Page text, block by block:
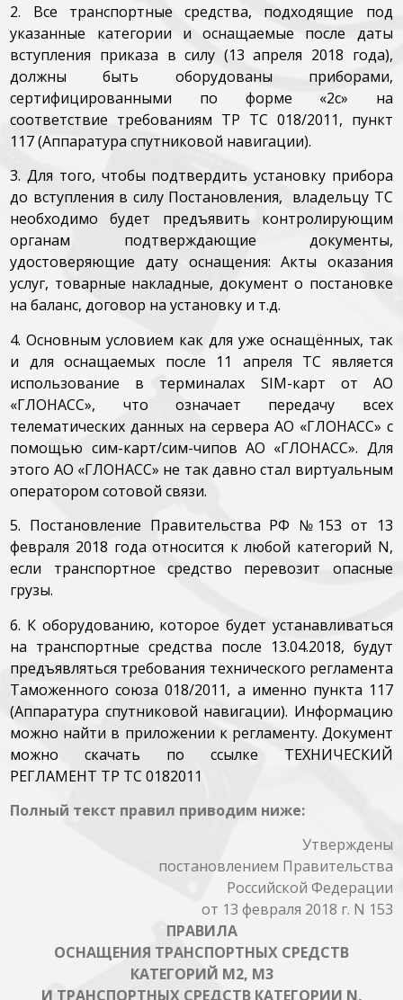
2. Все транспортные средства, подходящие под
указанные категории и оснащаемые после даты
вступления приказа в силу (13 апреля 2018 года),
должны быть оборудованы приборами,
сертифицированными по форме «2с» на
соответствие требованиям ТР ТС 018/2011, пункт
117 (Аппаратура спутниковой навигации).
3. Для того, чтобы подтвердить установку прибора
до вступления в силу Постановления, владельцу ТС
необходимо будет предъявить контролирующим
органам подтверждающие документы,
удостоверяющие дату оснащения: Акты оказания
услуг, товарные накладные, документ о постановке
на баланс, договор на установку и т.д.
4. Основным условием как для уже оснащённых, так
и для оснащаемых после 11 апреля ТС является
использование в терминалах SIM-карт от АО
«ГЛОНАСС», что означает передачу всех
телематических данных на сервера АО «ГЛОНАСС» с
помощью сим-карт/сим-чипов АО «ГЛОНАСС». Для
этого АО «ГЛОНАСС» не так давно стал виртуальным
оператором сотовой связи.
5. Постановление Правительства РФ №153 от 13
февраля 2018 года относится к любой категорий N,
если транспортное средство перевозит опасные
грузы.
6. К оборудованию, которое будет устанавливаться
на транспортные средства после 13.04.2018, будут
предъявляться требования технического регламента
Таможенного союза 018/2011, а именно пункта 117
(Аппаратура спутниковой навигации). Информацию
можно найти в приложении к регламенту. Документ
можно скачать по ссылке ТЕХНИЧЕСКИЙ
РЕГЛАМЕНТ ТР ТС 0182011
Полный текст правил приводим ниже:
Утверждены
постановлением Правительства
Российской Федерации
от 13 февраля 2018 г. N 153
ПРАВИЛА
ОСНАЩЕНИЯ ТРАНСПОРТНЫХ СРЕДСТВ
КАТЕГОРИЙ М2, М3
И ТРАНСПОРТНЫХ СРЕДСТВ КАТЕГОРИИ N,